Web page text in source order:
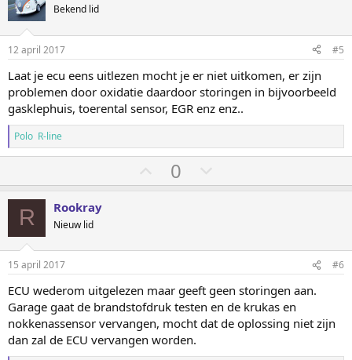
o
h
o
o
g
o
l
a
a
g
Bekend lid
12 april 2017 #5
Laat je ecu eens uitlezen mocht je er niet uitkomen, er zijn
problemen door oxidatie daardoor storingen in bijvoorbeeld
gasklephuis, toerental sensor, EGR enz enz..
Polo R-line
t
o
h
o
o
g
0
t
o
l
a
a
R Rookray
Nieuw lid
15 april 2017 #6
ECU wederom uitgelezen maar geeft geen storingen aan.
Garage gaat de brandstofdruk testen en de krukas en
nokkenassensor vervangen, mocht dat de oplossing niet zijn
dan zal de ECU vervangen worden.